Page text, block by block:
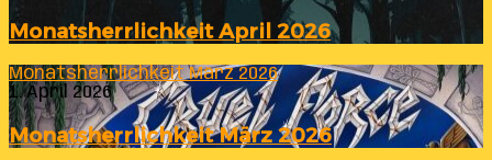
Monatsherrlichkeit April 2026
Monatsherrlichkeit März 2026
1. April 2026
Monatsherrlichkeit März 2026